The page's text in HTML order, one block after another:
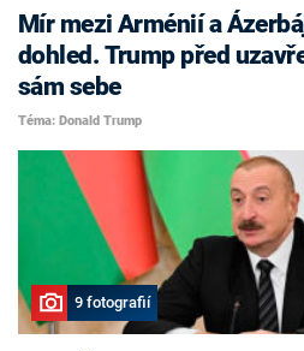
Mír mezi Arménií a
dohled. Trump před
sám sebe
Téma: Donald Trump
9 fotografií